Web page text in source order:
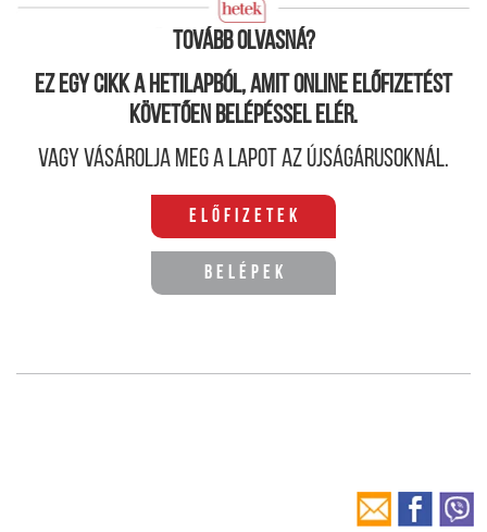
mutatkoznak meg ennek a tünetei.
Tovább olvasná?
Ez egy cikk a hetilapból, amit online előfizetést
követően belépéssel elér.
Vagy vásárolja meg a lapot az újságárusoknál.
Előfizetek
Belépek